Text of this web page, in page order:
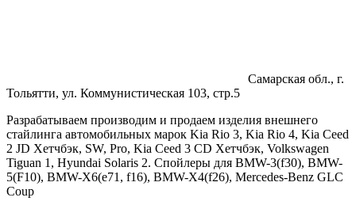
Самарская обл., г.
Тольятти, ул. Коммунистическая 103, стр.5
Разрабатываем производим и продаем изделия внешнего
стайлинга автомобильных марок Kia Rio 3, Kia Rio 4, Kia Ceed
2 JD Хетчбэк, SW, Pro, Kia Ceed 3 CD Хетчбэк, Volkswagen
Tiguan 1, Hyundai Solaris 2. Спойлеры для BMW-3(f30), BMW-
5(F10), BMW-X6(e71, f16), BMW-X4(f26), Mercedes-Benz GLC
Coup